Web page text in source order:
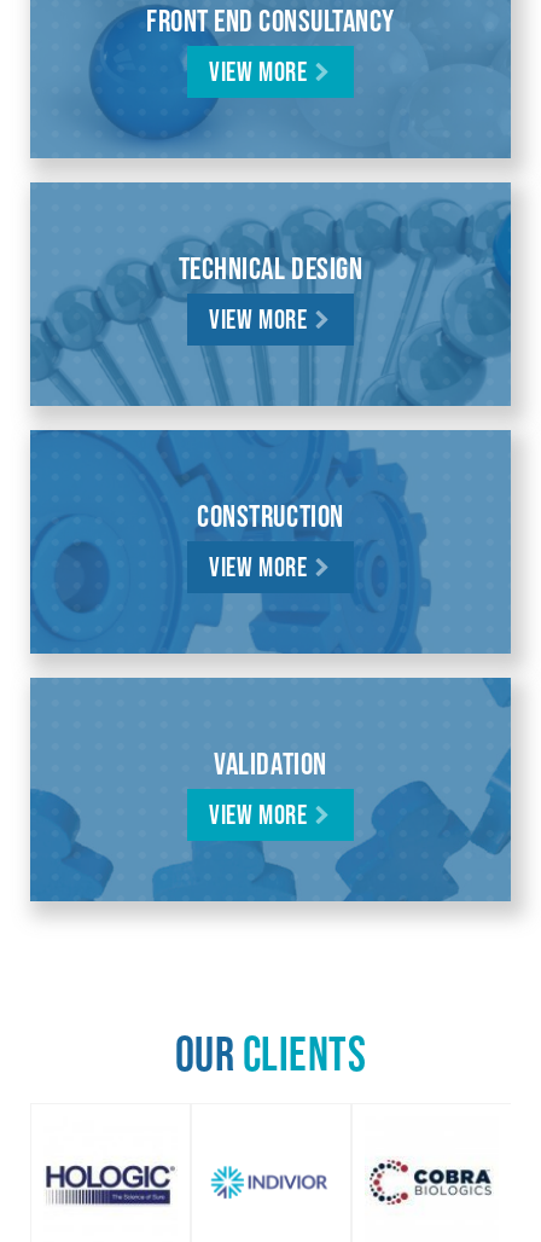
Front End Consultancy
View More
Technical Design
View More
Construction
View More
Validation
View More
Our Clients